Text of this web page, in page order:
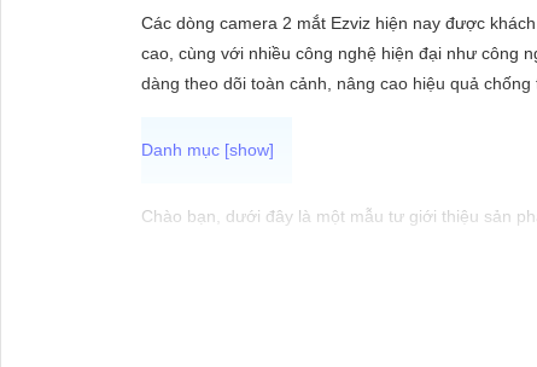
Các dòng camera 2 mắt Ezviz hiện nay được
cao, cùng với nhiều công nghệ hiện đại như công
dàng theo dõi toàn cảnh, nâng cao hiệu quả chống
Chào bạn, dưới đây là một mẫu tư giới thiệu sản
🔹 Thiết kế hiện đại, chống nước IP66 giúp sử